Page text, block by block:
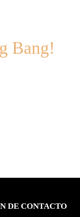
Bang!
DE CONTACTO